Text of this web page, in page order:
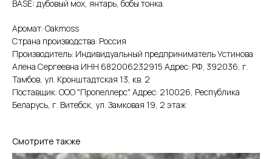
BASE: дубовый мох, янтарь, бобы тонка.
Аромат: Oakmoss
Страна производства: Россия
Производитель: Индивидуальный предприниматель Устинова
Алена Сергеевна ИНН 682006232915 Адрес: РФ, 392036, г.
Тамбов, ул. Кронштадтская 13, кв. 2
Поставщик: ООО "Пропеллерс". Адрес: 210026, Республика
Беларусь, г. Витебск, ул. Замковая 19, 2 этаж
Смотрите также